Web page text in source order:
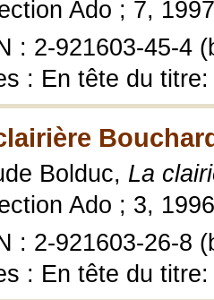
Ado ; 7,
: 2-921603-45-4
: En tête du
Bolduc, La
Ado ; 3,
: 2-921603-26-8
: En tête du